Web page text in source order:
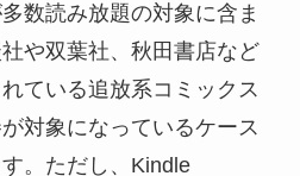
数読み放題の対象に含ま
や双葉社、秋田書店など
ている追放系コミックス
対象になっているケース
。ただし、Kindle